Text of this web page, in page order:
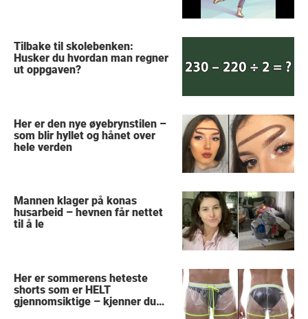
Tilbake til skolebenken:
Husker du hvordan man regner
ut oppgaven?
Her er den nye øyebrynstilen –
som blir hyllet og hånet over
hele verden
Mannen klager på konas
husarbeid – hevnen får nettet
til å le
Her er sommerens heteste
shorts som er HELT
gjennomsiktige – kjenner du